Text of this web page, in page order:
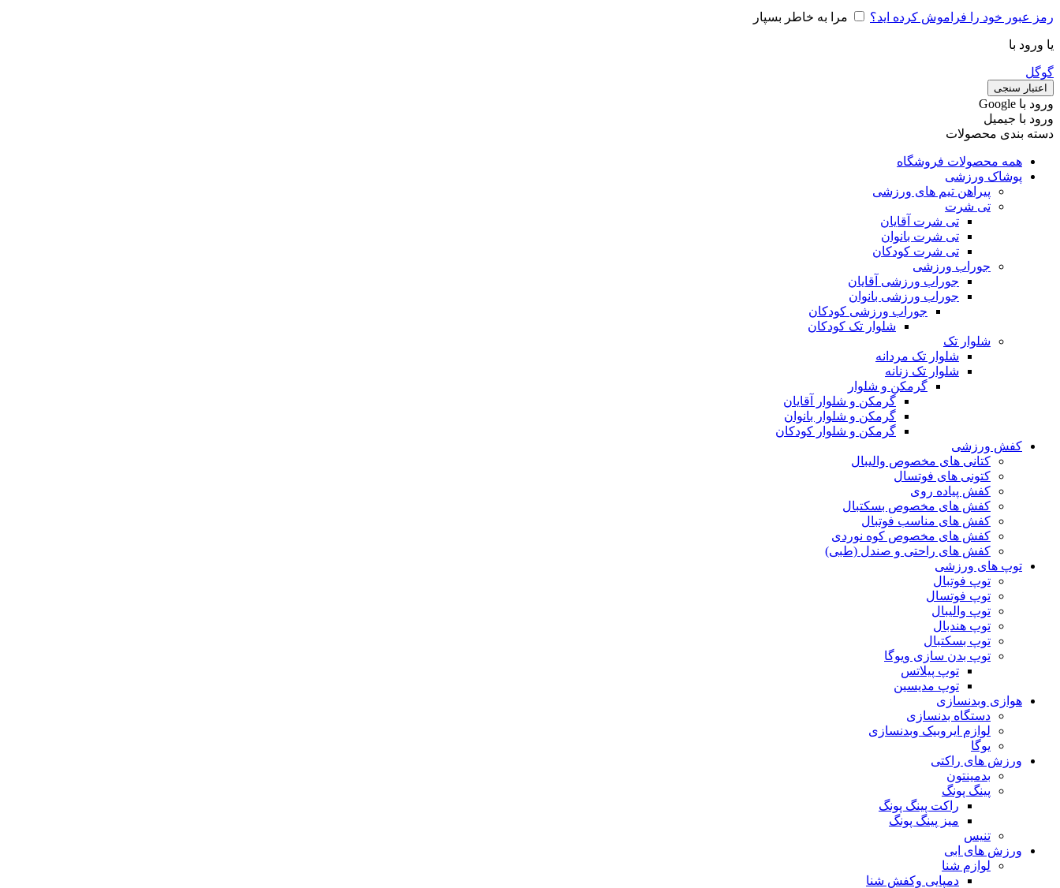
رمز عبور خود را فراموش کرده اید؟ مرا به خاطر بسپار
یا ورود با
گوگل
اعتبار سنجی
ورود با ‫Google
ورود با جیمیل
دسته بندی محصولات
همه محصولات فروشگاه
پوشاک ورزشی
پیراهن تیم های ورزشی
تی شرت
تی شرت آقایان
تی شرت بانوان
تی شرت کودکان
جوراب ورزشی
جوراب ورزشی آقایان
جوراب ورزشی بانوان
جوراب ورزشی کودکان
شلوار تک کودکان
شلوار تک
شلوار تک مردانه
شلوار تک زنانه
گرمکن و شلوار
گرمکن و شلوار آقایان
گرمکن و شلوار بانوان
گرمکن و شلوار کودکان
کفش ورزشی
کتانی های مخصوص والیبال
کتونی های فوتسال
کفش پیاده روی
کفش های مخصوص بسکتبال
کفش های مناسب فوتبال
کفش های مخصوص کوه نوردی
کفش های راحتی و صندل (طبی)
توپ های ورزشی
توپ فوتبال
توپ فوتسال
توپ والیبال
توپ هندبال
توپ بسکتبال
توپ بدن سازی ویوگا
توپ پیلاتس
توپ مدیسین
هوازی وبدنسازی
دستگاه بدنسازی
لوازم ایروبیک وبدنسازی
یوگا
ورزش های راکتی
بدمینتون
پینگ پونگ
راکت پینگ پونگ
میز پینگ پونگ
تنیس
ورزش های ابی
لوازم شنا
دمپایی وکفش شنا